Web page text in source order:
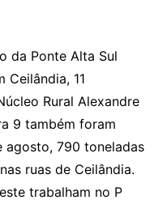
da Ponte Alta Sul
Ceilândia, 11
Rural Alexandre
9 também foram
agosto, 790 toneladas
ruas de Ceilândia.
trabalham no P